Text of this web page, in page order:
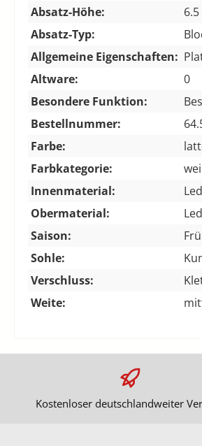
Absatz-Höhe:
6.5
Absatz-Typ:
Allgemeine Eigenschaften:
Altware:
0
Besondere Funktion:
Bestellnummer:
Farbe:
Farbkategorie:
Innenmaterial:
Obermaterial:
Saison:
Sohle:
Verschluss:
Weite:
Kostenloser deutschlandweiter